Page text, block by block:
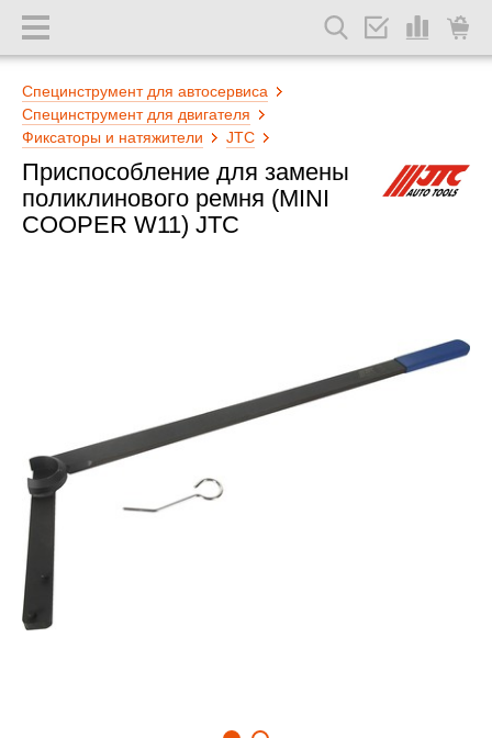
Специнструмент для автосервиса
Специнструмент для двигателя
Фиксаторы и натяжители
JTC
Приспособление для замены
поликлинового ремня (MINI
COOPER W11) JTC